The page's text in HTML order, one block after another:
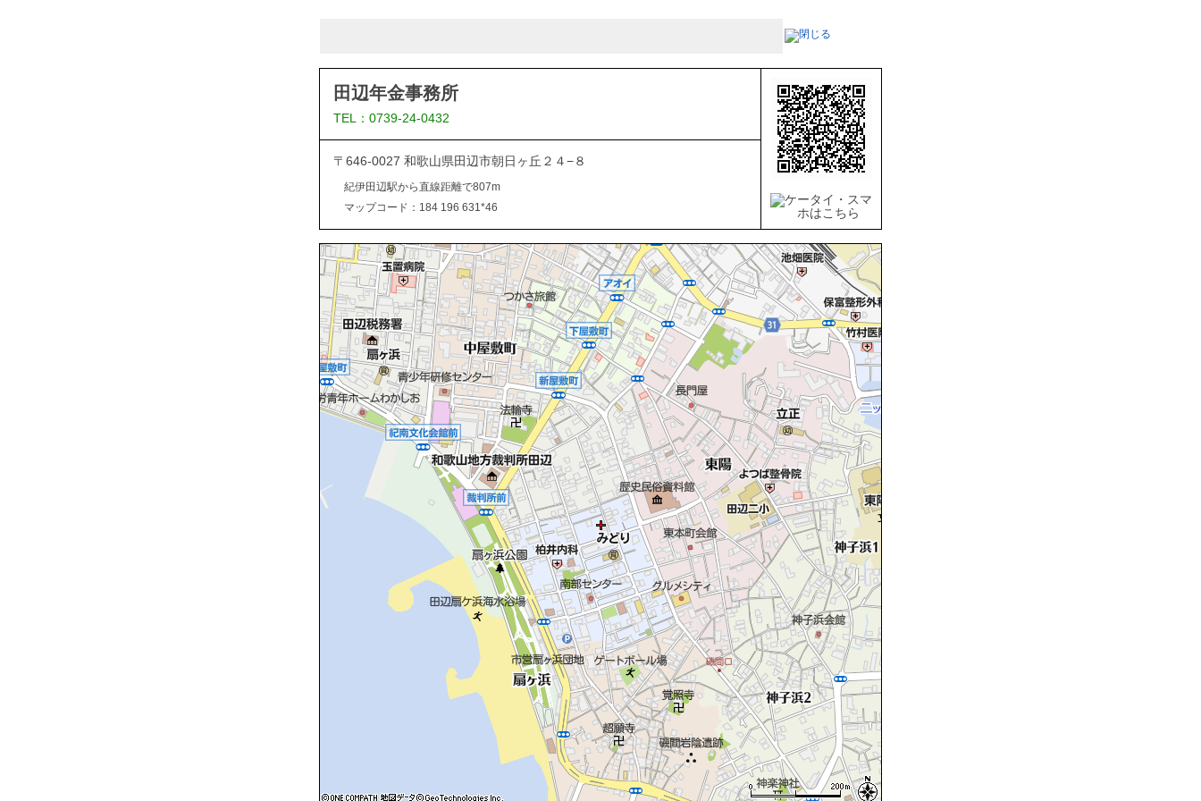
田辺年金事務所
TEL：0739-24-0432
〒646-0027 和歌山県田辺市朝日ヶ丘２４−８
紀伊田辺駅から直線距離で807m
マップコード：184 196 631*46